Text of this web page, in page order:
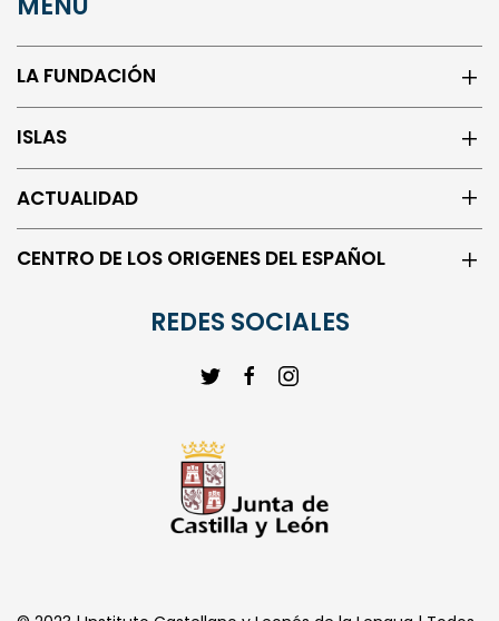
LA FUNDACIÓN
ISLAS
ACTUALIDAD
CENTRO DE LOS ORIGENES DEL ESPAÑOL
los derechos reservados